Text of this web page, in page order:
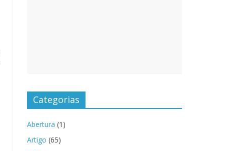
Categorias
Abertura (1)
Artigo (65)